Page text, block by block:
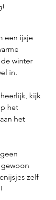
een ijsje
winter
in.
kijk
het
het
gewoon
zelf